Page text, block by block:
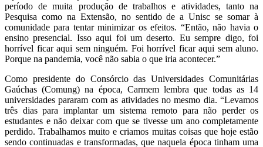
período de muita produção de trabalhos e atividades, tanto na
Pesquisa como na Extensão, no sentido de a Unisc se somar à
comunidade para tentar minimizar os efeitos. “Então, não havia o
ensino presencial. Isso aqui foi um deserto. Eu sempre digo, foi
horrível ficar aqui sem ninguém. Foi horrível ficar aqui sem aluno.
Porque na pandemia, você não sabia o que iria acontecer.”
Como presidente do Consórcio das Universidades Comunitárias
Gaúchas (Comung) na época, Carmem lembra que todas as 14
universidades pararam com as atividades no mesmo dia. “Levamos
três dias para implantar um sistema remoto para não perder os
estudantes e não deixar com que se tivesse um ano completamente
perdido. Trabalhamos muito e criamos muitas coisas que hoje estão
sendo continuadas e transformadas, que naquela época tinham uma